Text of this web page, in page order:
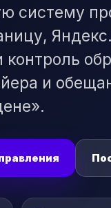
систему
контроль
и